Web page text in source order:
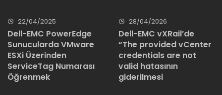
22/04/2025
Dell-EMC PowerEdge
Sunucularda VMware
ESXi Üzerinden
ServiceTag Numarası
Öğrenmek
28/04/2026
Dell-EMC vXRail’de
“The provided vCenter
credentials are not
valid hatasının
giderilmesi